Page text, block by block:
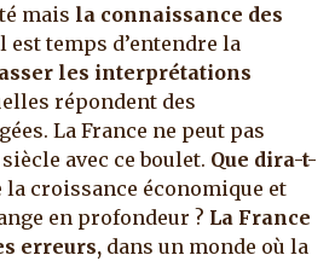
mais la connaissance des
est temps d’entendre la
les interprétations
répondent des
La France ne peut pas
avec ce boulet. Que dira-t-
la croissance économique et
en profondeur ? La France
erreurs, dans un monde où la